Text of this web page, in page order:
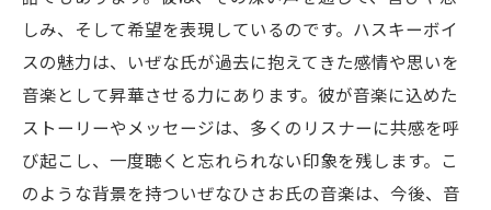
しみ、そして希望を表現しているのです。ハスキーボイ
スの魅力は、いぜな氏が過去に抱えてきた感情や思いを
音楽として昇華させる力にあります。彼が音楽に込めた
ストーリーやメッセージは、多くのリスナーに共感を呼
び起こし、一度聴くと忘れられない印象を残します。こ
のような背景を持ついぜなひさお氏の音楽は、今後、音